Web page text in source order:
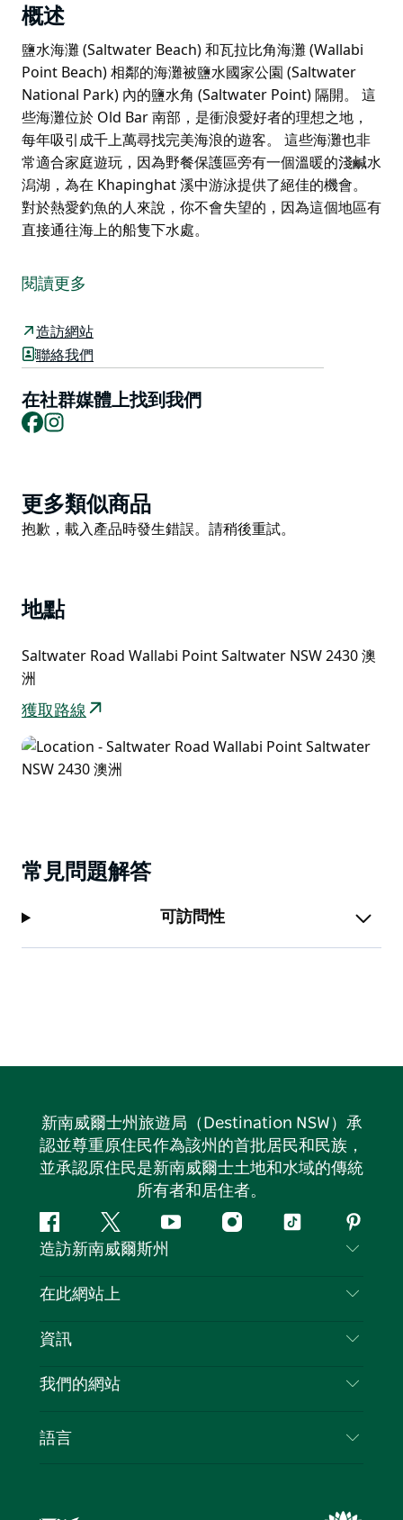
概述
鹽水海灘 (Saltwater Beach) 和瓦拉比角海灘 (Wallabi
Point Beach) 相鄰的海灘被鹽水國家公園 (Saltwater
National Park) 內的鹽水角 (Saltwater Point) 隔開。 這
些海灘位於 Old Bar 南部，是衝浪愛好者的理想之地，
每年吸引成千上萬尋找完美海浪的遊客。 這些海灘也非
常適合家庭遊玩，因為野餐保護區旁有一個溫暖的淺鹹水
潟湖，為在 Khapinghat 溪中游泳提供了絕佳的機會。
對於熱愛釣魚的人來說，你不會失望的，因為這個地區有
直接通往海上的船隻下水處。
Point Beach) 相鄰的海灘被鹽水國家公園 (Saltwater
National Park) 內的鹽水角 (Saltwater Point) 隔開。
這些海灘位於 Old Bar 南部，是衝浪愛好者的理想之
地，每年吸引成千上萬尋找完美海浪的遊客。
溫暖的淺鹹水潟湖，為在 Khapinghat 溪中游泳提供了絕
佳的機會。
閱讀更多
造訪網站
聯絡我們
在社群媒體上找到我們
Facebook
Product
List
更多類似商品
Product
抱歉，載入產品時發生錯誤。請稍後重試。
地點
Saltwater Road Wallabi Point Saltwater NSW 2430 澳
洲
獲取路線
常見問題解答
可訪問性
新南威爾士州旅遊局（Destination NSW）承
認並尊重原住民作為該州的首批居民和民族，
並承認原住民是新南威爾士土地和水域的傳統
所有者和居住者。
Facebook嘰
嘰
喳
Youtube Instagram
抖
造訪新南威爾斯州
聯絡我們
隱私
Cookie 通知
在此網站上
目的地
新南威爾士州公路旅行
活動
資訊
旅行資訊
新南威爾士州的商業
我們的網站
語言